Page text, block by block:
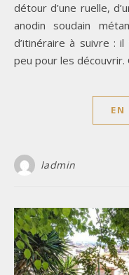
détour d’une ruelle,
anodin soudain
d’itinéraire à suivre :
peu pour les découvrir.
EN
ladmin